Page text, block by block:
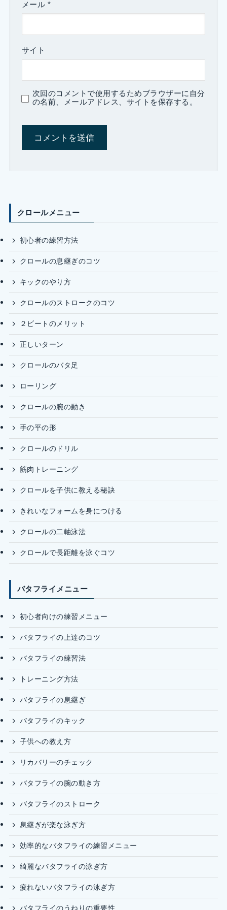
メール *
サイト
次回のコメントで使用するためブラウザーに自分
の名前、メールアドレス、サイトを保存する。
クロールメニュー
初心者の練習方法
クロールの息継ぎのコツ
キックのやり方
クロールのストロークのコツ
２ビートのメリット
正しいターン
クロールのバタ足
ローリング
クロールの腕の動き
手の平の形
クロールのドリル
筋肉トレーニング
クロールを子供に教える秘訣
きれいなフォームを身につける
クロールの二軸泳法
クロールで長距離を泳ぐコツ
バタフライメニュー
初心者向けの練習メニュー
バタフライの上達のコツ
バタフライの練習法
トレーニング方法
バタフライの息継ぎ
バタフライのキック
子供への教え方
リカバリーのチェック
バタフライの腕の動き方
バタフライのストローク
息継ぎが楽な泳ぎ方
効率的なバタフライの練習メニュー
綺麗なバタフライの泳ぎ方
疲れないバタフライの泳ぎ方
バタフライのうねりの重要性